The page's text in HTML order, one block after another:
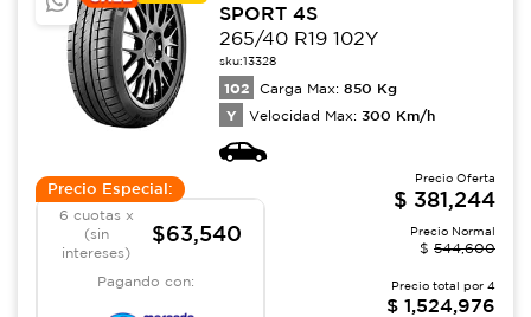
SPORT 4S
265/40 R19 102Y
sku:13328
102 Carga Max: 850 Kg
Y Velocidad Max: 300 Km/h
Precio Especial:
6 cuotas x
(sin
intereses)
$63,540
Pagando con:
Precio Oferta
$ 381,244
Precio Normal
$ 544,600
Precio total por 4
$ 1,524,976